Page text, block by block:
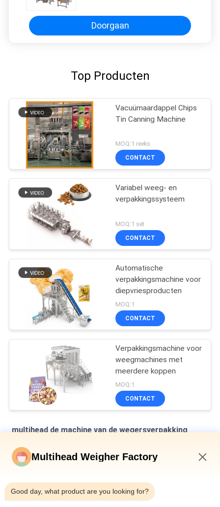
Doorgaan
Top Producten
Vacuümaardappel Chips
Tin Canning Machine
MOQ:1 reeks
CONTACT
Variabel weeg- en
verpakkingssysteem
MOQ:1 set
CONTACT
Automatische
verpakkingsmachine voor
diepvriesproducten
MOQ:1
CONTACT
Verpakkingsmachine voor
weegmachines met
meerdere koppen
MOQ:1
CONTACT
multihead de machine van de wegersverpakking
Verticale multihead weegmachine voor het verpakken van
brood in zakken
flessen met blik 10-500 g ingeblikt slakkenvlees
Multihead Weigher Factory
Good day, what product are you looking for?